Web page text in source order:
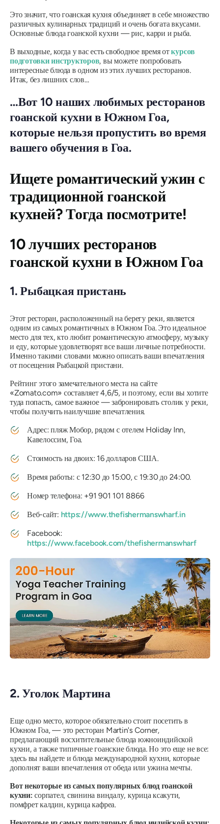
Это значит, что гоанская кухня объединяет в себе множество
различных кулинарных традиций и очень богата вкусами.
Основные блюда гоанской кухни — рис, карри и рыба.
В выходные, когда у вас есть свободное время откурсов
подготовки инструкторов, вы можете попробовать
интересные блюда в одном из этих лучших ресторанов.
Итак, без лишних слов…
…Вот 10 наших любимых ресторанов
гоанской кухни в Южном Гоа,
которые нельзя пропустить во время
вашего обучения в Гоа.
Ищете романтический ужин с
традиционной гоанской
кухней? Тогда посмотрите!
10 лучших ресторанов
гоанской кухни в Южном Гоа
1. Рыбацкая пристань
Этот ресторан, расположенный на берегу реки, является
одним из самых романтичных в Южном Гоа. Это идеальное
место для тех, кто любит романтическую атмосферу, музыку
и еду, которые удовлетворят все ваши личные потребности.
Именно такими словами можно описать ваши впечатления
от посещения Рыбацкой пристани.
Рейтинг этого замечательного места на сайте
«Zomato.com» составляет 4,6/5, и поэтому, если вы хотите
туда попасть, самое важное — забронировать столик у реки,
чтобы получить наилучшие впечатления.
Адрес: пляж Мобор, рядом с отелем Holiday Inn,
Кавелоссим, Гоа.
Стоимость на двоих: 16 долларов США.
Время работы: с 12:30 до 15:00, с 19:30 до 24:00.
Номер телефона: +91 901 101 8866
Веб-сайт: https://www.thefishermanswharf.in
Facebook:
https://www.facebook.com/thefishermanswharf
2. Уголок Мартина
Еще одно место, которое обязательно стоит посетить в
Южном Гоа, — это ресторан Martin's Corner,
предлагающий восхитительные блюда южноиндийской
кухни, а также типичные гоанские блюда. Но это еще не все:
здесь вы найдете и блюда международной кухни, которые
дополнят ваши впечатления от обеда или ужина мечты.
Вот некоторые из самых популярных блюд гоанской
кухни: сорпател, свинина виндалу, курица ксакути,
помфрет калдин, курица кафреа.